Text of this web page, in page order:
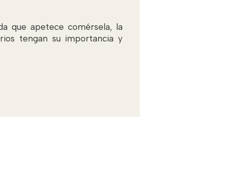
que apetece comérsela, la
tengan su importancia y